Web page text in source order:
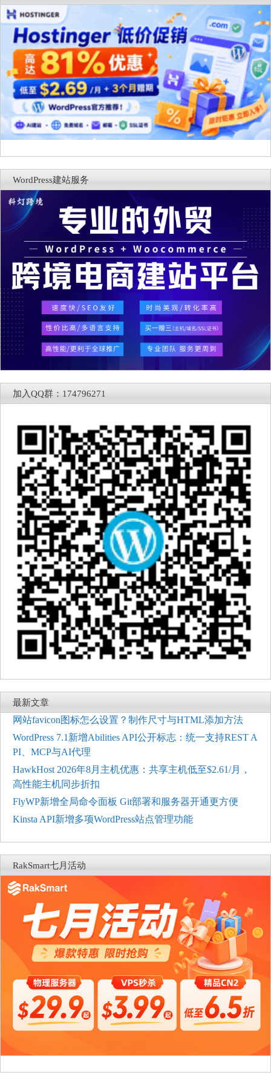
WordPress建站服务
加入QQ群：174796271
最新文章
网站favicon图标怎么设置？制作尺寸与HTML添加方法
WordPress 7.1新增Abilities API公开标志：统一支持REST A
PI、MCP与AI代理
HawkHost 2026年8月主机优惠：共享主机低至$2.61/月，
高性能主机同步折扣
FlyWP新增全局命令面板 Git部署和服务器开通更方便
Kinsta API新增多项WordPress站点管理功能
RakSmart七月活动